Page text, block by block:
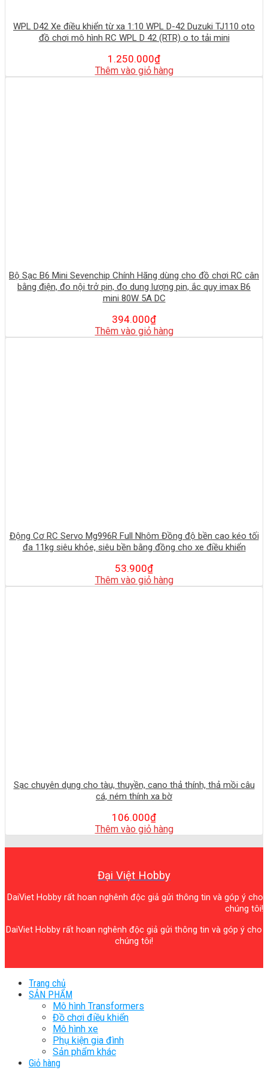
WPL D42 Xe điều khiển từ xa 1:10 WPL D-42 Duzuki TJ110 oto
đồ chơi mô hình RC WPL D 42 (RTR) o to tải mini
1.250.000₫
Thêm vào giỏ hàng
Bộ Sạc B6 Mini Sevenchip Chính Hãng dùng cho đồ chơi RC cân
bằng điện, đo nội trở pin, đo dung lượng pin, ắc quy imax B6
mini 80W 5A DC
394.000₫
Thêm vào giỏ hàng
Động Cơ RC Servo Mg996R Full Nhôm Đồng độ bền cao kéo tối
đa 11kg siêu khỏe, siêu bền bằng đồng cho xe điều khiển
53.900₫
Thêm vào giỏ hàng
Sạc chuyên dụng cho tàu, thuyền, cano thả thính, thả mồi câu
cá, ném thính xa bờ
106.000₫
Thêm vào giỏ hàng
Đại Việt Hobby
DaiViet Hobby rất hoan nghênh độc giả gửi thông tin và góp ý cho
chúng tôi!
DaiViet Hobby rất hoan nghênh độc giả gửi thông tin và góp ý cho
chúng tôi!
Trang chủ
SẢN PHẨM
Mô hình Transformers
Đồ chơi điều khiển
Mô hình xe
Phụ kiện gia đình
Sản phẩm khác
Giỏ hàng